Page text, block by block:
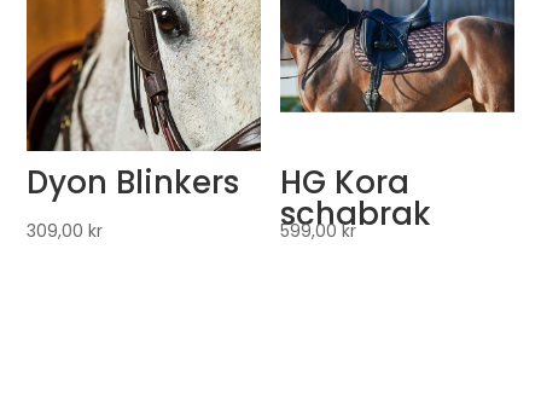
Dyon Blinkers
309,00kr
HG Kora
schabrak
599,00kr